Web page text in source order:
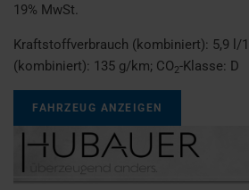
19% MwSt.
Kraftstoffverbrauch (kombiniert): 5,9 l/
(kombiniert): 135 g/km; CO2-Klasse: D
FAHRZEUG ANZEIGEN